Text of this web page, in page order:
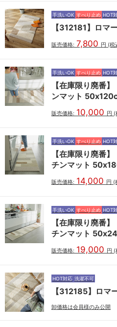
手洗いOK すべり止め HOT
【312181】ロ
販売価格: 7,800 円 (税
手洗いOK すべり止め HOT
【在庫限り廃番
ンマット
販売価格: 10,000 円 (
手洗いOK すべり止め HOT
【在庫限り廃番
チンマット
販売価格: 14,000 円 (
手洗いOK すべり止め HOT
【在庫限り廃番
チンマット
販売価格: 19,000 円 (
HOT対応 洗濯不可
【312185】ロ
卸価格は会員様のみ公開